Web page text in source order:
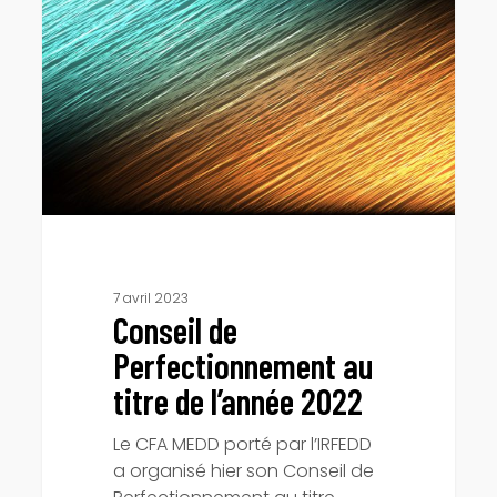
au
titre
de
l’année
2022
7 avril 2023
Conseil de
Perfectionnement au
titre de l’année 2022
Le CFA MEDD porté par l’IRFEDD
a organisé hier son Conseil de